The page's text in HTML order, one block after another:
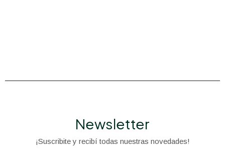
Newsletter
¡Suscribite y recibí todas nuestras novedades!